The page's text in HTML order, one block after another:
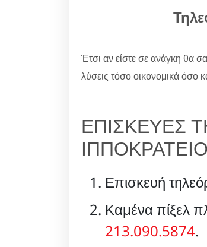
Έτσι αν είστε σε ανάγκη θα
λύσεις τόσο οικονομικά όσο
ΕΠΙΣΚΕΥΕΣ
Επισκευή
Καμένα πίξελ
213.090.5874.